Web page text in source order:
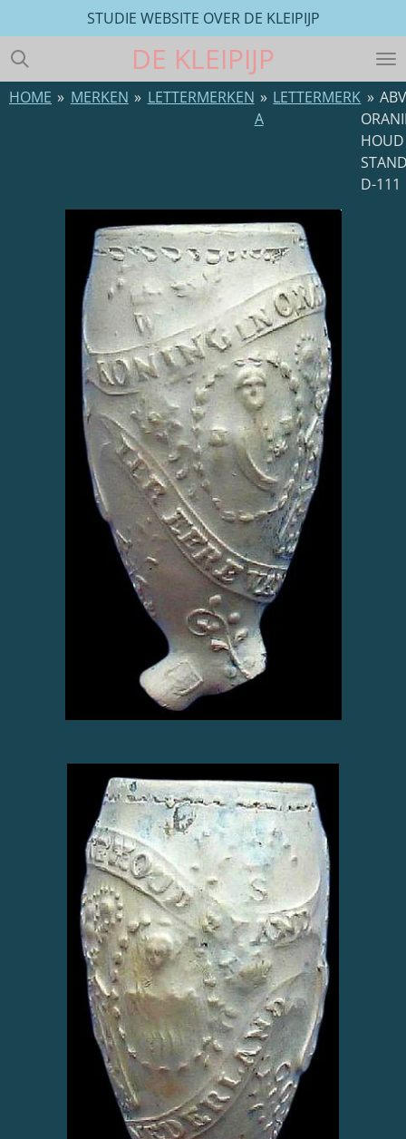
direct
naar
de
hoofdinhoud
DE KLEIPIJP
STUDIE WEBSITE OVER DE KLEIPIJP
HOME » MERKEN » LETTERMERKEN » LETTERMERK
A
»
HOUD
D-111